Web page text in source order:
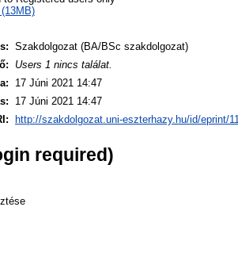
Szakdolgozat (BA/BSc szakdolgozat)
Users 1 nincs találat.
17 Júni 2021 14:47
17 Júni 2021 14:47
http://szakdolgozat.uni-eszterhazy.hu/id/eprint/
required)